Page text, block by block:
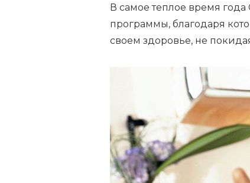
В самое теплое время
программы, благодаря
своем здоровье, не